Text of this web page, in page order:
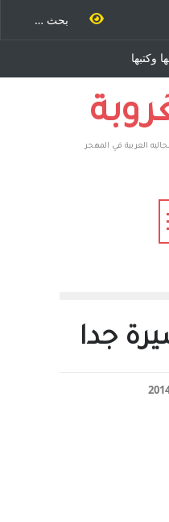
وكتبها
–
العربية في المهجر
جدا